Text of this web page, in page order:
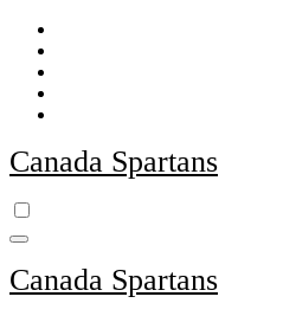
Skip
content
Canada Spartans
Canada Spartans